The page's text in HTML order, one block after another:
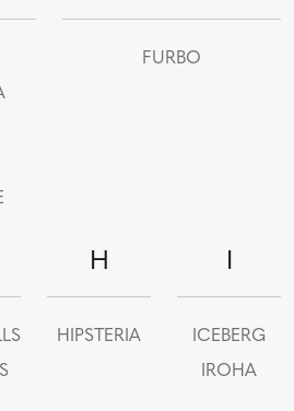
FURBO
H
HIPSTERIA
I
ICEBERG
IROHA